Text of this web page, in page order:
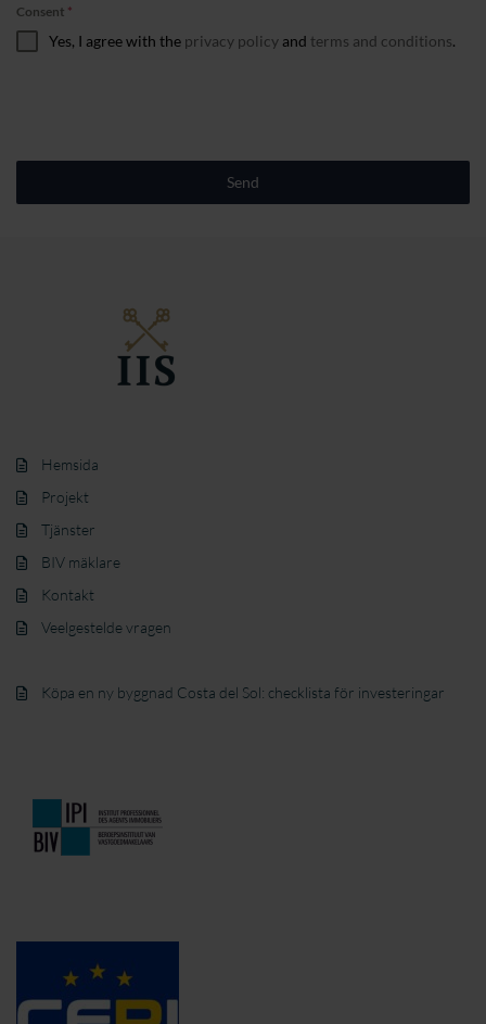
Consent *
Yes, I agree with the privacy policy and terms and conditions.
Send
Hemsida
Projekt
Tjänster
BIV mäklare
Kontakt
Veelgestelde vragen
Köpa en ny byggnad Costa del Sol: checklista för investeringar